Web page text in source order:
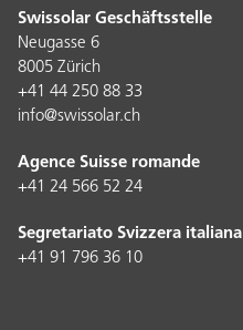
Swissolar Geschäftsstelle
Neugasse 6
8005 Zürich
+41 44 250 88 33
info@swissolar.ch
Agence Suisse romande
+41 24 566 52 24
Segretariato Svizzera italiana
+41 91 796 36 10